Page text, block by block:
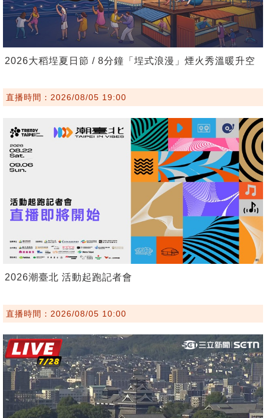
2026大稻埕夏日節 / 8分鐘「埕式浪漫」煙火秀溫暖升空
直播時間：2026/08/05 19:00
2026潮臺北 活動起跑記者會
直播時間：2026/08/05 10:00